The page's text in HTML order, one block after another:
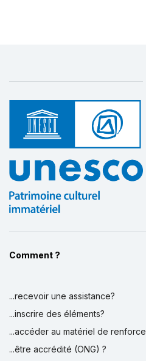
Comment ?
...recevoir une assistance?
...inscrire des éléments?
...accéder au matériel de
...être accrédité (ONG) ?